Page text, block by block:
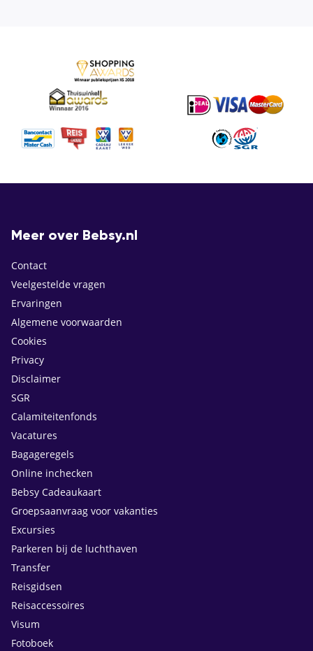
Meer over Bebsy.nl
Contact
Veelgestelde vragen
Ervaringen
Algemene voorwaarden
Cookies
Privacy
Disclaimer
SGR
Calamiteitenfonds
Vacatures
Bagageregels
Online inchecken
Bebsy Cadeaukaart
Groepsaanvraag voor vakanties
Excursies
Parkeren bij de luchthaven
Transfer
Reisgidsen
Reisaccessoires
Visum
Fotoboek